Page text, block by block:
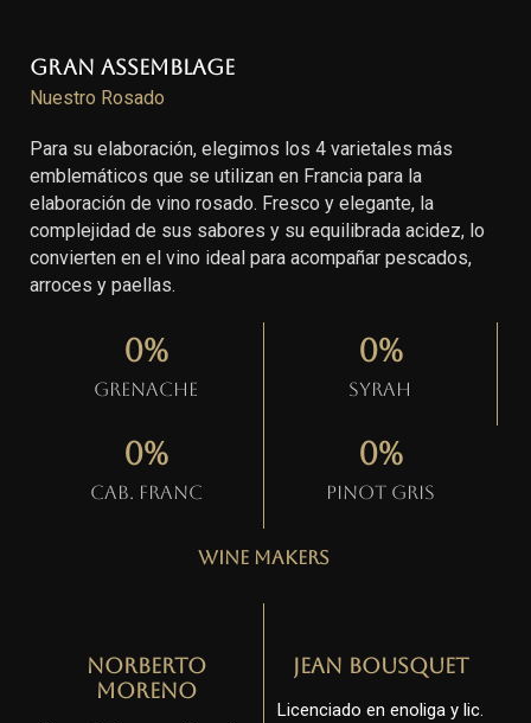
Gran Assemblage
Nuestro Rosado
Para su elaboración, elegimos los 4 varietales más
emblemáticos que se utilizan en Francia para la
elaboración de vino rosado. Fresco y elegante, la
complejidad de sus sabores y su equilibrada acidez, lo
convierten en el vino ideal para acompañar pescados,
arroces y paellas.
Grenache
0%
Syrah
0%
Cab. Franc
0%
Pinot gris
0%
Wine Makers
Norberto
Moreno
Jean Bousquet
Licenciado en enoliga y lic.